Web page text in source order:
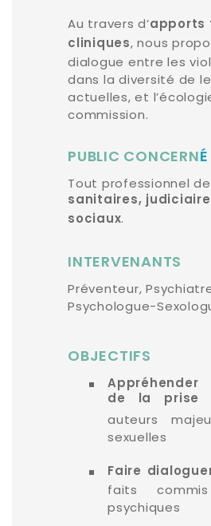
Au travers d’apports
cliniques, nous
dialogue entre les
dans la diversité de
actuelles, et
commission.
PUBLIC CONCERNÉ
Tout professionnel
sanitaires,
sociaux.
INTERVENANTS
Préventeur,
Psychologue-
OBJECTIFS
de la prise
auteurs
sexuelles
Faire
faits
psychiques